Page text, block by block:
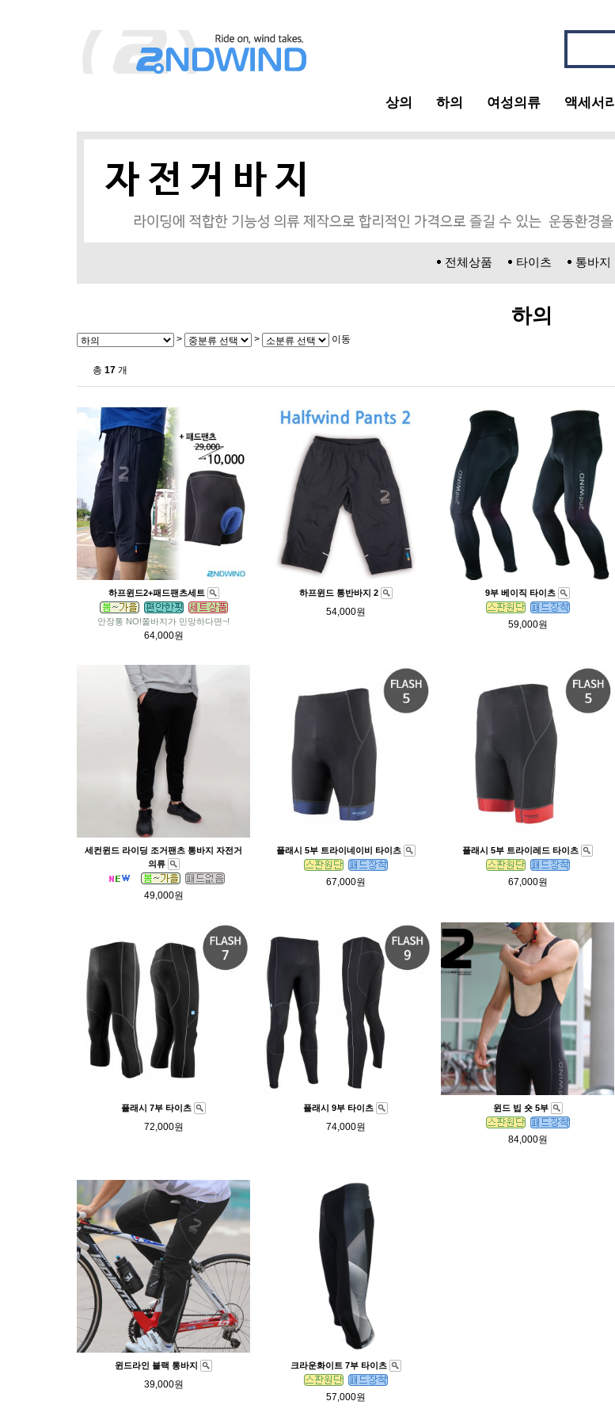
상의 하의 여성의류 액세서리
전체상품 타이츠 통바지
하의
> > 이동
총 17 개
하프윈드2+패드팬츠세트
안장통 NO!쫄바지가 민망하다면~!
64,000원
하프윈드 통반바지 2
54,000원
9부 베이직 타이츠
59,000원
세컨윈드 라이딩 조거팬츠 통바지 자전거
의류
49,000원
플래시 5부 트라이네이비 타이츠
67,000원
플래시 5부 트라이레드 타이츠
67,000원
플래시 7부 타이츠
72,000원
플래시 9부 타이츠
74,000원
윈드 빕 숏 5부
84,000원
윈드라인 블랙 통바지
39,000원
크라운화이트 7부 타이츠
57,000원